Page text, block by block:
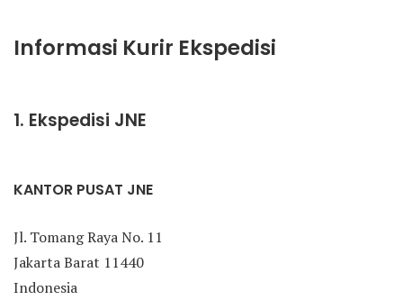
Informasi Kurir Ekspedisi
1. Ekspedisi JNE
KANTOR PUSAT JNE
Jl. Tomang Raya No. 11
Jakarta Barat 11440
Indonesia